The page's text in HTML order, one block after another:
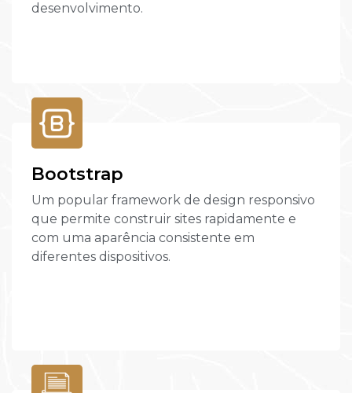
desenvolvimento.
Bootstrap
Um popular framework de design responsivo
que permite construir sites rapidamente e
com uma aparência consistente em
diferentes dispositivos.